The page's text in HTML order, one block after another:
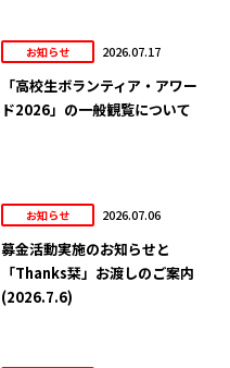
お知らせ 2026.07.17
「高校生ボランティア・アワー
ド2026」の一般観覧について
お知らせ 2026.07.06
募金活動実施のお知らせと
「Thanks栞」お渡しのご案内
(2026.7.6)